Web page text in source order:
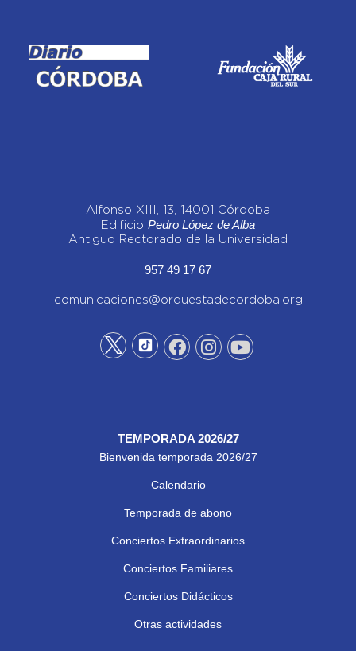
Alfonso XIII, 13, 14001 Córdoba
Edificio Pedro López de Alba
Antiguo Rectorado de la Universidad
957 49 17 67
comunicaciones@orquestadecordoba.org
TEMPORADA 2026/27
Bienvenida temporada 2026/27
Calendario
Temporada de abono
Conciertos Extraordinarios
Conciertos Familiares
Conciertos Didácticos
Otras actividades